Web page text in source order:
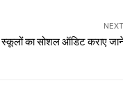
स्कूलों का सोशल ऑडिट कराए